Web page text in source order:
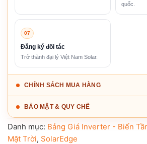
quốc.
07
Đăng ký đối tác
Trở thành đại lý Việt Nam Solar.
CHÍNH SÁCH MUA HÀNG
BẢO MẬT & QUY CHẾ
Danh mục: Bảng Giá Inverter - Biến
Mặt Trời, SolarEdge